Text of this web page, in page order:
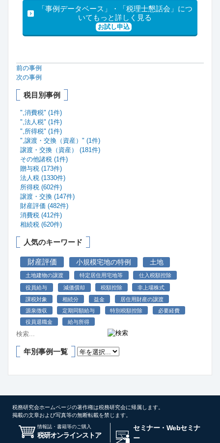
「事例データベース」・「税理士懇話会」につ
いてもっと詳しく見る
お試し申込
前の事例
次の事例
税目別事例
",消費税" (1件)
",法人税" (1件)
",所得税" (1件)
",譲渡・交換（資産）" (1件)
譲渡・交換（資産） (181件)
その他諸税 (1件)
贈与税 (173件)
法人税 (1330件)
所得税 (602件)
譲渡・交換 (147件)
財産評価 (482件)
消費税 (412件)
相続税 (620件)
人気のキーワード
財産評価 小規模宅地の特例 土地
土地建物の譲渡 特定居住用宅地等 仕入税額控除
役員給与 減価償却 税額控除
非上場株式
課税対象
相続分 益金
居住用財産の譲渡
源泉徴収
定期同額給与 特別税額控除
必要経費
役員退職金
給与所得
年別事例一覧
税務研究会ホームページの著作権は税務研究会に帰属します。
掲載の文章および写真等の無断転載を禁じます。
情報誌・書籍等のご購入
税研オンラインストア
セミナー・Webセミナ
ー